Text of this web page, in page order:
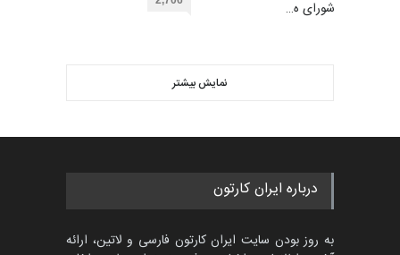
کاریکاتور «البغلی…
پنجمین مسابقۀ بین‌المللی
کارتون CARTUNION ، …
گالری حدود یک ماه قبل
عضو شورای ه…
نمایش بیشتر
درباره ایران کارتون
به روز بودن سایت ایران کارتون فارسی و لاتین، ارائه